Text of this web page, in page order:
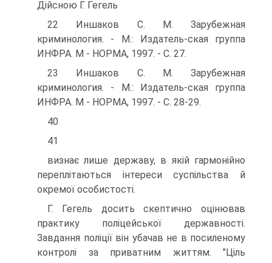
Дійсною Г. Гегель
22 Иншаков С. М. Зарубежная
криминология. - М.: Издатель-ская группа
ИНФРА. М - НОРМА, 1997. - С. 27.
23 Иншаков С. М. Зарубежная
криминология. - М.: Издатель-ская группа
ИНФРА. М - НОРМА, 1997. - С. 28-29.
40
41
визнає лише державу, в якій гармонійно
переплітаються інтереси суспільства й
окремої особистості.
Г. Гегель досить скептично оцінював
практику поліцейської державності.
Завдання поліції він убачав не в посиленому
контролі за приватним життям. "Ціль